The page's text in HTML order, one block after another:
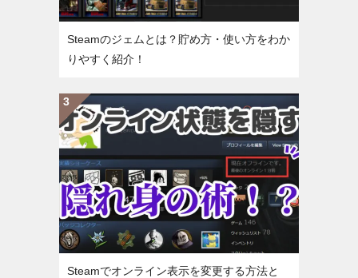
Steamのジェムとは？貯め方・使い方をわか
りやすく紹介！
Steamでオンライン表示を変更する方法と